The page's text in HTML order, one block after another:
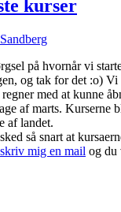
kurser
på hvornår vi
og tak for det :o)
med at kunne
af marts. Kurserne
af landet.
så snart at
skriv mig en mail og du